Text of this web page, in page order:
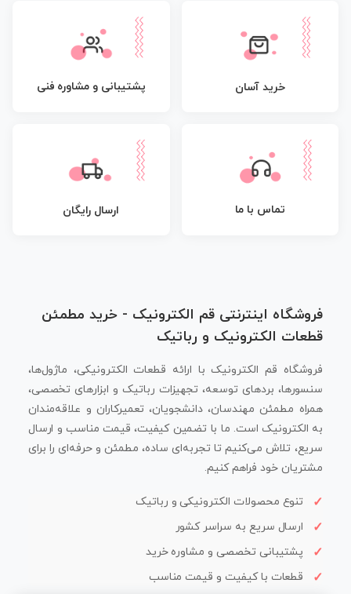
خرید آسان پشتیبانی و مشاوره فنی
تماس با ما ارسال رایگان
فروشگاه اینترنتی قم الکترونیک - خرید مطمئن
قطعات الکترونیک و رباتیک
فروشگاه قم الکترونیک با ارائه قطعات الکترونیکی، ماژول‌ها،
سنسورها، بردهای توسعه، تجهیزات رباتیک و ابزارهای تخصصی،
همراه مطمئن مهندسان، دانشجویان، تعمیرکاران و علاقه‌مندان
به الکترونیک است. ما با تضمین کیفیت، قیمت مناسب و ارسال
سریع، تلاش می‌کنیم تا تجربه‌ای ساده، مطمئن و حرفه‌ای را برای
مشتریان خود فراهم کنیم.
تنوع محصولات الکترونیکی و رباتیک
ارسال سریع به سراسر کشور
پشتیبانی تخصصی و مشاوره خرید
قطعات با کیفیت و قیمت مناسب